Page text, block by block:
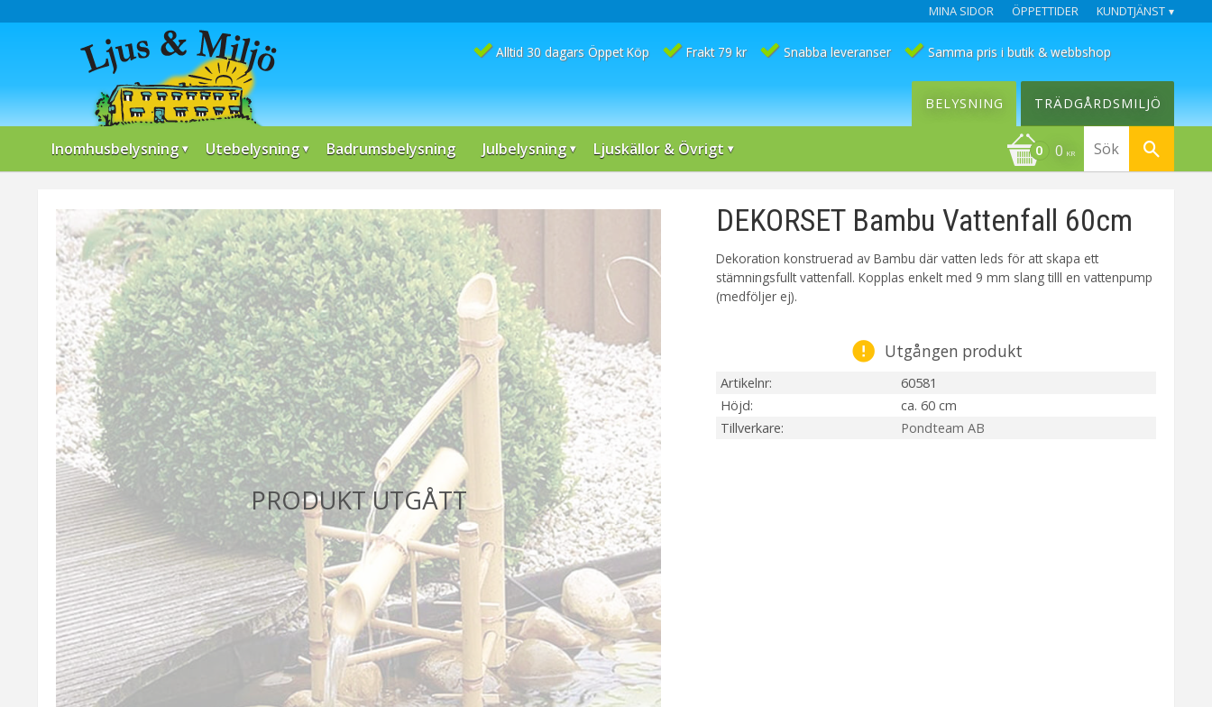
MINA SIDOR ÖPPETTIDER KUNDTJÄNST
Alltid 30 dagars Öppet Köp Frakt 79 kr Snabba leveranser Samma pris i butik & webbshop
Inomhusbelysning Utebelysning Badrumsbelysning Julbelysning Ljuskällor & Övrigt 0 KR
BELYSNING TRÄDGÅRDSMILJÖ
DEKORSET Bambu Vattenfall 60cm
Dekoration konstruerad av Bambu där vatten leds för att skapa ett
stämningsfullt vattenfall. Kopplas enkelt med 9 mm slang tilll en vattenpump
(medföljer ej).
Utgången produkt
Artikelnr
60581
Höjd
ca. 60 cm
Tillverkare
Pondteam AB